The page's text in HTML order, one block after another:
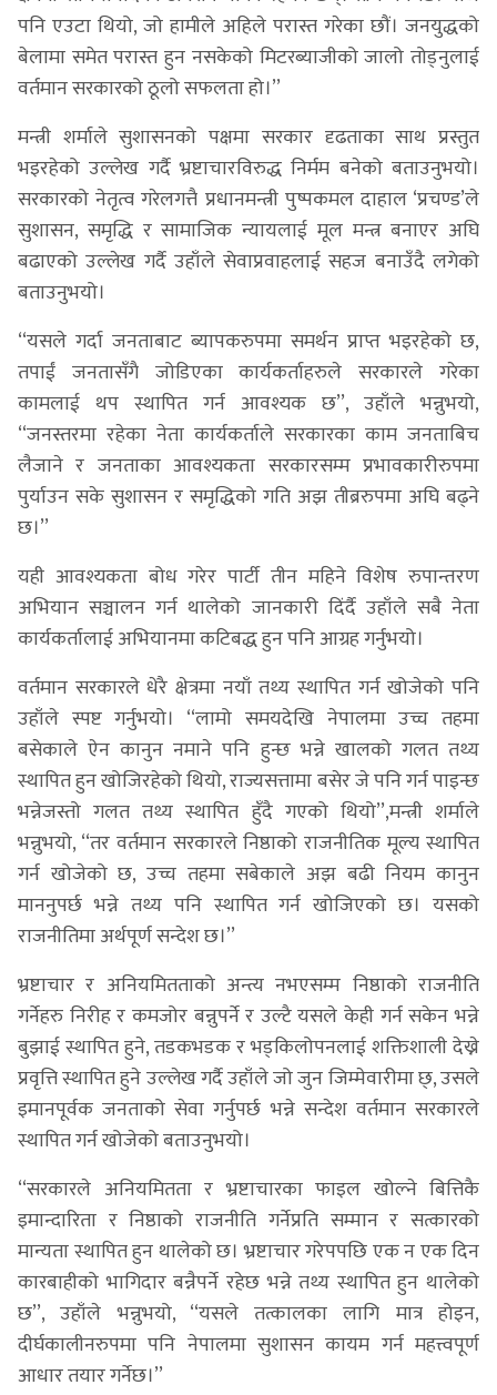
पनि एउटा थियो, जो हामीले अहिले परास्त गरेका छौं। जनयुद्धको
बेलामा समेत परास्त हुन नसकेको मिटरब्याजीको जालो तोड्नुलाई
वर्तमान सरकारको ठूलो सफलता हो।’’
मन्त्री शर्माले सुशासनको पक्षमा सरकार दृढताका साथ प्रस्तुत
भइरहेको उल्लेख गर्दै भ्रष्टाचारविरुद्ध निर्मम बनेको बताउनुभयो।
सरकारको नेतृत्व गरेलगत्तै प्रधानमन्त्री पुष्पकमल दाहाल ‘प्रचण्ड’ले
सुशासन, समृद्धि र सामाजिक न्यायलाई मूल मन्त्र बनाएर अघि
बढाएको उल्लेख गर्दै उहाँले सेवाप्रवाहलाई सहज बनाउँदै लगेको
बताउनुभयो।
‘‘यसले गर्दा जनताबाट ब्यापकरुपमा समर्थन प्राप्त भइरहेको छ,
तपाईं जनतासँगै जोडिएका कार्यकर्ताहरुले सरकारले गरेका
कामलाई थप स्थापित गर्न आवश्यक छ’’, उहाँले भन्नुभयो,
‘‘जनस्तरमा रहेका नेता कार्यकर्ताले सरकारका काम जनताबिच
लैजाने र जनताका आवश्यकता सरकारसम्म प्रभावकारीरुपमा
पुर्याउन सके सुशासन र समृद्धिको गति अझ तीब्ररुपमा अघि बढ्ने
छ।’’
यही आवश्यकता बोध गरेर पार्टी तीन महिने विशेष रुपान्तरण
अभियान सञ्चालन गर्न थालेको जानकारी दिंर्दै उहाँले सबै नेता
कार्यकर्तालाई अभियानमा कटिबद्ध हुन पनि आग्रह गर्नुभयो।
वर्तमान सरकारले धेरै क्षेत्रमा नयाँ तथ्य स्थापित गर्न खोजेको पनि
उहाँले स्पष्ट गर्नुभयो। ‘‘लामो समयदेखि नेपालमा उच्च तहमा
बसेकाले ऐन कानुन नमाने पनि हुन्छ भन्ने खालको गलत तथ्य
स्थापित हुन खोजिरहेको थियो, राज्यसत्तामा बसेर जे पनि गर्न पाइन्छ
भन्नेजस्तो गलत तथ्य स्थापित हुँदै गएको थियो’’,मन्त्री शर्माले
भन्नुभयो, ‘‘तर वर्तमान सरकारले निष्ठाको राजनीतिक मूल्य स्थापित
गर्न खोजेको छ, उच्च तहमा सबेकाले अझ बढी नियम कानुन
माननुपर्छ भन्ने तथ्य पनि स्थापित गर्न खोजिएको छ। यसको
राजनीतिमा अर्थपूर्ण सन्देश छ।’’
भ्रष्टाचार र अनियमितताको अन्त्य नभएसम्म निष्ठाको राजनीति
गर्नेहरु निरीह र कमजोर बन्नुपर्ने र उल्टै यसले केही गर्न सकेन भन्ने
बुझाई स्थापित हुने, तडकभडक र भड्किलोपनलाई शक्तिशाली देख्ने
प्रवृत्ति स्थापित हुने उल्लेख गर्दै उहाँले जो जुन जिम्मेवारीमा छ्, उसले
इमानपूर्वक जनताको सेवा गर्नुपर्छ भन्ने सन्देश वर्तमान सरकारले
स्थापित गर्न खोजेको बताउनुभयो।
‘‘सरकारले अनियमितता र भ्रष्टाचारका फाइल खोल्ने बित्तिकै
इमान्दारिता र निष्ठाको राजनीति गर्नेप्रति सम्मान र सत्कारको
मान्यता स्थापित हुन थालेको छ। भ्रष्टाचार गरेपपछि एक न एक दिन
कारबाहीको भागिदार बन्नैपर्ने रहेछ भन्ने तथ्य स्थापित हुन थालेको
छ’’, उहाँले भन्नुभयो, ‘‘यसले तत्कालका लागि मात्र होइन,
दीर्घकालीनरुपमा पनि नेपालमा सुशासन कायम गर्न महत्त्वपूर्ण
आधार तयार गर्नेछ।’’